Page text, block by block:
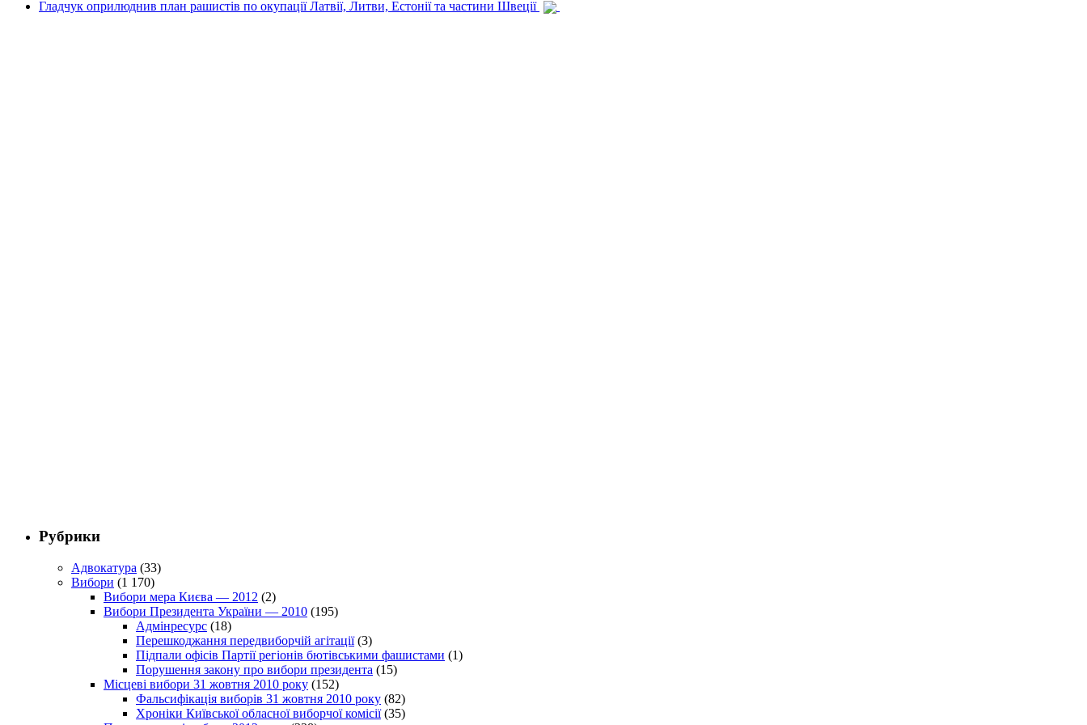
Гладчук оприлюднив план рашистів по окупації Латвії, Литви, Естонії та частини Швеції
Рубрики
Адвокатура (33)
Вибори (1 170)
Вибори мера Києва — 2012 (2)
Вибори Президента України — 2010 (195)
Адмінресурс (18)
Перешкоджання передвиборчій агітації(3)
Підпали офісів Партії регіонів бютівськими фашистами (1)
Порушення закону про вибори президента (15)
Місцеві вибори 31 жовтня 2010 року (152)
Фальсифікація виборів 31 жовтня 2010 року (82)
Хроніки Київської обласної виборчої комісії(35)